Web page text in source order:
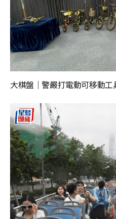
大棋盤｜警嚴打電動可移動